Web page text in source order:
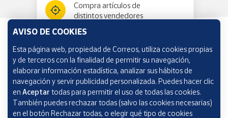
Compra artículos de
distintos vendedores
Información y ayuda
Correos Market
AVISO DE COOKIES
Esta página web, propiedad de Correos, utiliza cookies propias
y de terceros con la finalidad de permitir su navegación,
elaborar información estadística, analizar sus hábitos de
navegación y servir publicidad personalizada. Puedes hacer clic
en Aceptar todas para permitir el uso de todas las cookies.
También puedes rechazar todas (salvo las cookies necesarias)
en el botón Rechazar todas, o elegir qué tipo de cookies